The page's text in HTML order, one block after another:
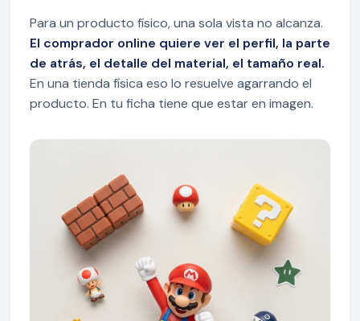
Para un producto físico, una sola vista no alcanza.
El comprador online quiere ver el perfil, la parte
de atrás, el detalle del material, el tamaño real.
En una tienda física eso lo resuelve agarrando el
producto. En tu ficha tiene que estar en imagen.